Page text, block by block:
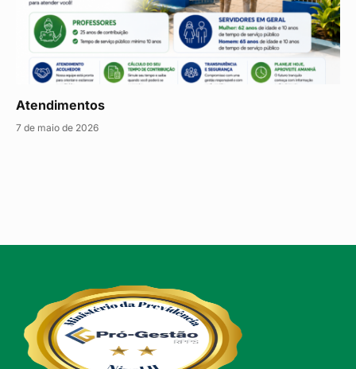
Atendimentos
7 de maio de 2026